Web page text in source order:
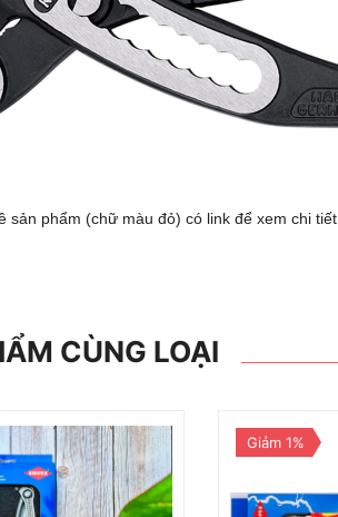
sản phẩm (chữ màu đỏ) có link để xem chi tiết
CÙNG LOẠI